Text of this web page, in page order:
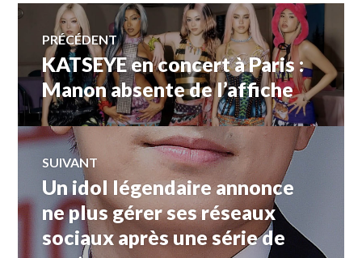
Navigation
de
l’article
PRÉCÉDENT
Article
précédent :
KATSEYE en concert à Paris :
Manon absente de l’affiche
SUIVANT
Article
Suivant:
Un idol légendaire annonce
ne plus gérer ses réseaux
sociaux après une série de